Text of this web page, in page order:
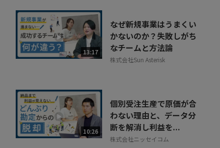
13:17
なぜ新規事業はうまくい
かないのか？失敗しがち
なチームと方法論
株式会社Sun Asterisk
10:26
個別受注生産で原価が合
わない理由と、データ分
断を解消し利益を...
株式会社ニッセイコム